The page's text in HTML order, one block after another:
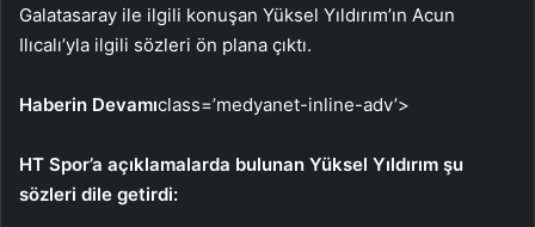
Galatasaray ile ilgili konuşan Yüksel Yıldırım’ın Acun
Ilıcalı’yla ilgili sözleri ön plana çıktı.
Haberin Devamıclass=’medyanet-inline-adv’>
HT Spor’a açıklamalarda bulunan Yüksel Yıldırım şu
sözleri dile getirdi: